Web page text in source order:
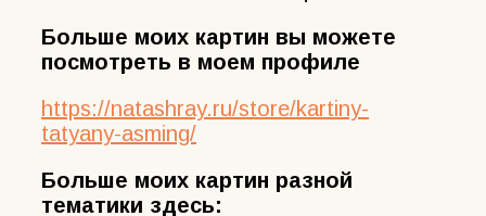
Больше моих картин вы можете
посмотреть в моем профиле
https://natashray.ru/store/kartiny-
tatyany-asming/
Больше моих картин разной
тематики здесь: